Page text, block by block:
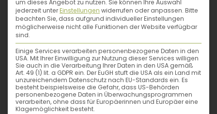
-wertvolle Tipps zum Sammeln und
Verarbeitenvon Kräutern
- die Zubereitung wird Schritt für Schritt
erklärt
- Kräutergärtner*innen im Porträt
Natürlich koch ich! – Die Kochbuchreihe
um dieses Angebot zu nutzen. Sie können Ihre Auswahl
jederzeit unterEinstellungen widerrufen oder anpassen. Bitte
beachten Sie, dass aufgrund individueller Einstellungen
möglicherweise nicht alle Funktionen der Website verfügbar
sind.
Einige Services verarbeiten personenbezogene Daten in den
USA. Mit Ihrer Einwilligung zur Nutzung dieser Services willigen
Sie auch in die Verarbeitung Ihrer Daten in den USA gemäß
Art. 49 (1) lit. a GDPR ein. Der EuGH stuft die USA als ein Land mit
unzureichendem Datenschutz nach EU-Standards ein. Es
besteht beispielsweise die Gefahr, dass US-Behörden
personenbezogene Daten in Überwachungsprogrammen
verarbeiten, ohne dass für Europäerinnen und Europäer eine
Klagemöglichkeit besteht.